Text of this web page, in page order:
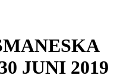
JUNI 2019